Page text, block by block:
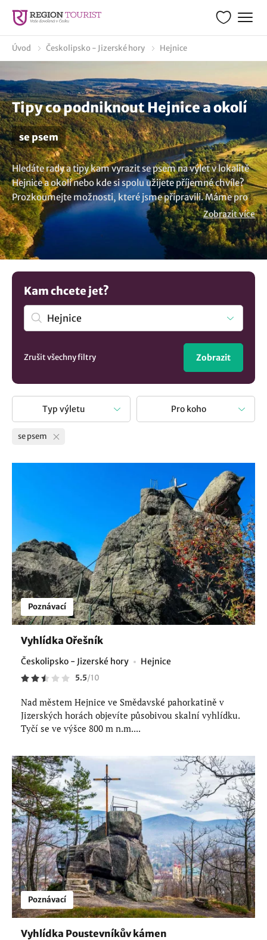
Úvod Českolipsko - Jizerské hory Hejnice
Tipy co podniknout Hejnice a okolí
se psem
Hledáte rady a tipy kam vyrazit se psem na výlet v lokalitě
Hejnice a okolí nebo kde si spolu užijete příjemné chvíle?
Prozkoumejte možnosti, které jsme připravili. Máme pro
vás spoustu inspirace a nápadů na místa, kde jsou pejsci
více než vítáni. Tak proč svého čtyřnohého kamaráda
nechat doma, když můžete prožít společné
dobrodružství? Dejte se do objevování nových a
zajímavých míst, kde váš pes bude moci navázat nová
přátelství a vy si zase odpočinete od každodenního shonu.
A co je nejdůležitější? Připravte si dostatek vody a svačiny
pro oba, abyste si i pes užil den na maximum.
Zobrazit více
Kam chcete jet?
Zrušit všechny filtry Zobrazit
Typ výletu Pro koho
se psem
Poznávací
Vyhlídka Ořešník
Českolipsko - Jizerské hory Hejnice
5.5/10
Nad městem Hejnice ve Smědavské pahorkatině v
Jizerských horách objevíte působivou skalní vyhlídku.
Tyčí se ve výšce 800 m n.m....
Poznávací
Vyhlídka Poustevníkův kámen